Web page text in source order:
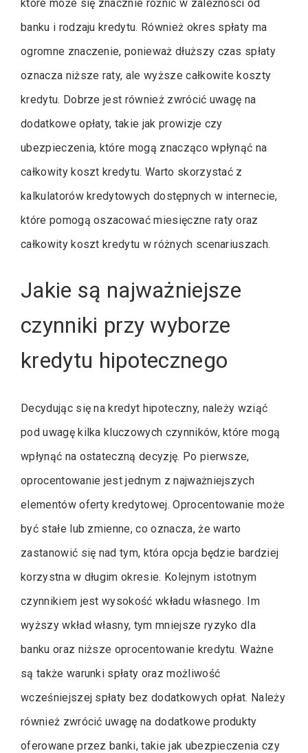
które może się znacznie różnić w zależności od
banku i rodzaju kredytu. Również okres spłaty ma
ogromne znaczenie, ponieważ dłuższy czas spłaty
oznacza niższe raty, ale wyższe całkowite koszty
kredytu. Dobrze jest również zwrócić uwagę na
dodatkowe opłaty, takie jak prowizje czy
ubezpieczenia, które mogą znacząco wpłynąć na
całkowity koszt kredytu. Warto skorzystać z
kalkulatorów kredytowych dostępnych w internecie,
które pomogą oszacować miesięczne raty oraz
całkowity koszt kredytu w różnych scenariuszach.
Jakie są najważniejsze
czynniki przy wyborze
kredytu hipotecznego
Decydując się na kredyt hipoteczny, należy wziąć
pod uwagę kilka kluczowych czynników, które mogą
wpłynąć na ostateczną decyzję. Po pierwsze,
oprocentowanie jest jednym z najważniejszych
elementów oferty kredytowej. Oprocentowanie może
być stałe lub zmienne, co oznacza, że warto
zastanowić się nad tym, która opcja będzie bardziej
korzystna w długim okresie. Kolejnym istotnym
czynnikiem jest wysokość wkładu własnego. Im
wyższy wkład własny, tym mniejsze ryzyko dla
banku oraz niższe oprocentowanie kredytu. Ważne
są także warunki spłaty oraz możliwość
wcześniejszej spłaty bez dodatkowych opłat. Należy
również zwrócić uwagę na dodatkowe produkty
oferowane przez banki, takie jak ubezpieczenia czy